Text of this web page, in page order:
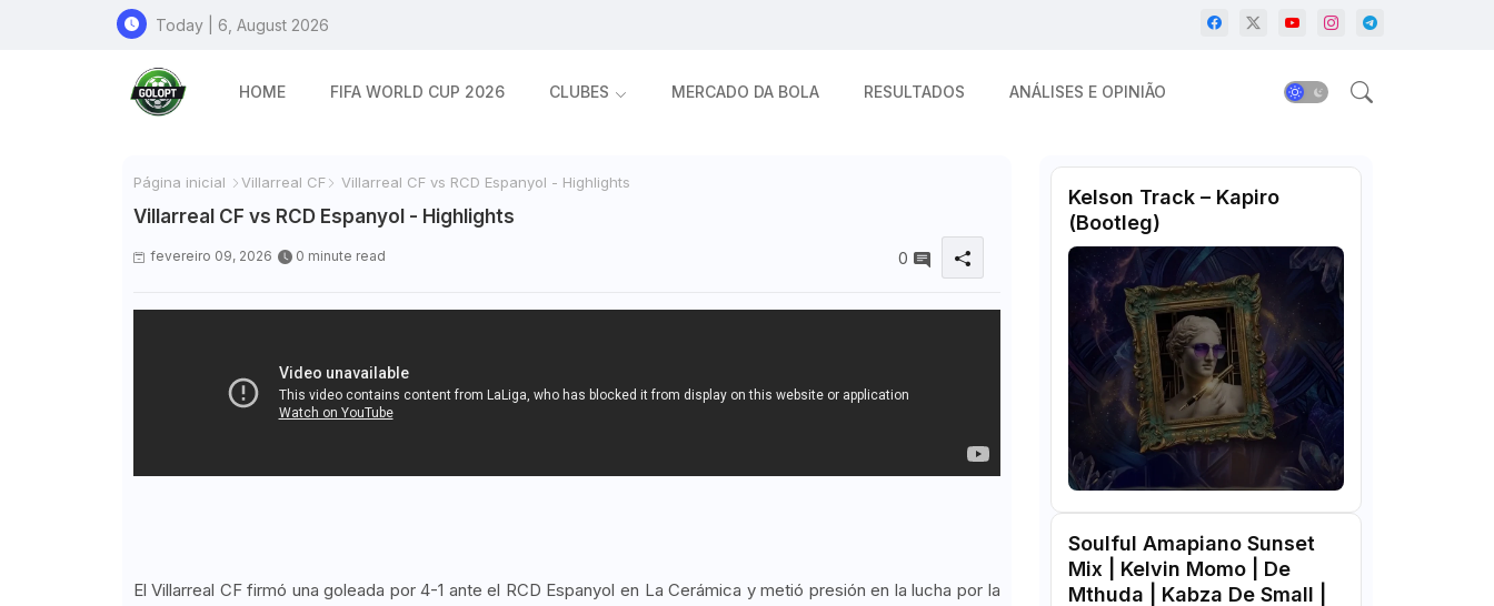
Today | 6, August 2026
HOME FIFA WORLD CUP 2026 CLUBES MERCADO DA BOLA RESULTADOS ANÁLISES E OPINIÃO
Página inicial Villarreal CF Villarreal CF vs RCD Espanyol - Highlights
Villarreal CF vs RCD Espanyol - Highlights
fevereiro 09, 2026 0 minute read 0
El Villarreal CF firmó una goleada por 4-1 ante el RCD Espanyol en La Cerámica y metió presión en la lucha por la
Kelson Track – Kapiro
(Bootleg)
Soulful Amapiano Sunset
Mix | Kelvin Momo | De
Mthuda | Kabza De Small |